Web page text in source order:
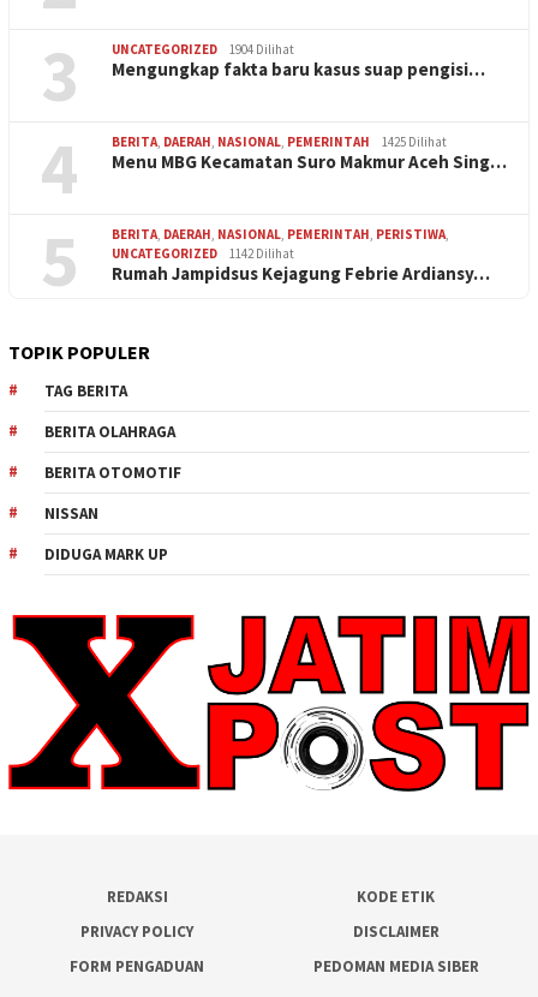
3 UNCATEGORIZED 1904 Dilihat
Mengungkap fakta baru kasus suap pengisi…
4 BERITA, DAERAH, NASIONAL, PEMERINTAH 1425 Dilihat
Menu MBG Kecamatan Suro Makmur Aceh Sing…
5 BERITA, DAERAH, NASIONAL, PEMERINTAH, PERISTIWA,
UNCATEGORIZED
1142 Dilihat
Rumah Jampidsus Kejagung Febrie Ardiansy…
TOPIK POPULER
TAG BERITA
BERITA OLAHRAGA
BERITA OTOMOTIF
NISSAN
DIDUGA MARK UP
REDAKSI
KODE ETIK
PRIVACY POLICY
DISCLAIMER
FORM PENGADUAN
PEDOMAN MEDIA SIBER